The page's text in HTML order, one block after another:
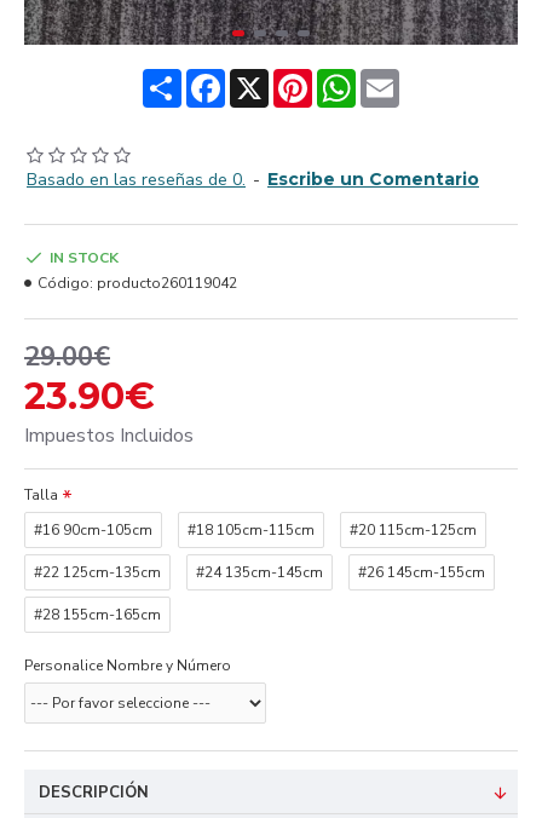
ShareFacebook
X PinterestWhatsApp
Email
Basado en las reseñas de 0. - Escribe un Comentario
23.90€
29.00€
Impuestos Incluidos
IN STOCK
Código: producto260119042
Talla
#16 90cm-105cm
#18 105cm-115cm #20 115cm-125cm
#22 125cm-135cm #24 135cm-145cm #26 145cm-155cm
#28 155cm-165cm
Personalice Nombre y Número
DESCRIPCIÓN